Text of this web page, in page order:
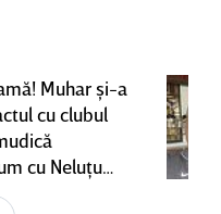
Muhar şi-a
cu clubul
cu Neluţu
are o